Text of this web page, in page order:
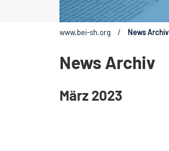
www.bei-sh.org / News Archiv
News Archiv
März 2023